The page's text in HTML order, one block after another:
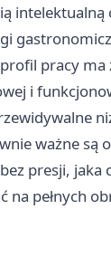
pracy
i
ważne są
presji, jaka
na pełnych